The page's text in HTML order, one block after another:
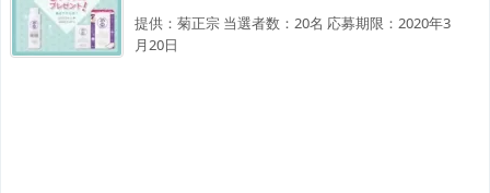
提供：菊正宗 当選者数：20名 応募期限：2020年3
月20日